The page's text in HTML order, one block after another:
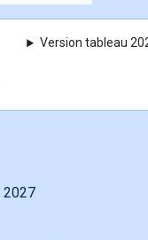
Version tableau
2027